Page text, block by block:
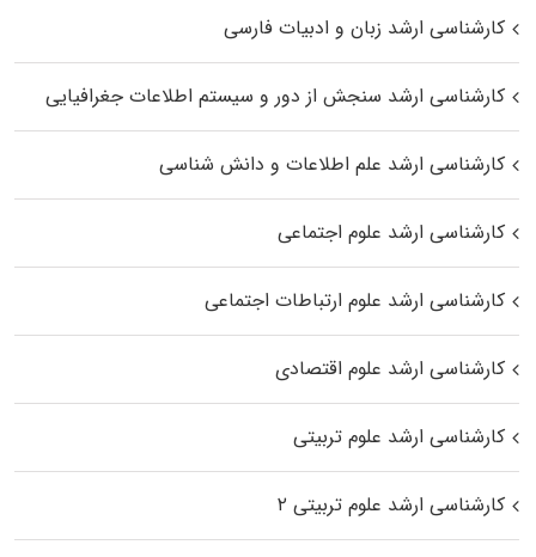
کارشناسی ارشد زبان و ادبیات فارسی
کارشناسی ارشد سنجش از دور و سیستم اطلاعات جغرافیایی
کارشناسی ارشد علم اطلاعات و دانش شناسی
کارشناسی ارشد علوم اجتماعی
کارشناسی ارشد علوم ارتباطات اجتماعی
کارشناسی ارشد علوم اقتصادی
کارشناسی ارشد علوم تربیتی
کارشناسی ارشد علوم تربیتی ۲